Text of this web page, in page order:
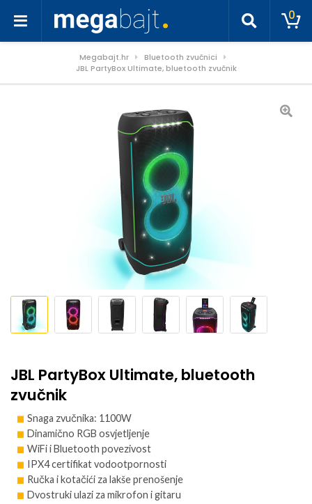
0
Megabajt.hr
Bluetooth zvučnici
JBL PartyBox Ultimate, bluetooth zvučnik
JBL PartyBox Ultimate, bluetooth
zvučnik
Snaga zvučnika: 1100W
Dinamično RGB osvjetljenje
WiFi i Bluetooth povezivost
IPX4 certifikat vodootpornosti
Ručka i kotačići za lakše prenošenje
Dvostruki ulazi za mikrofon i gitaru